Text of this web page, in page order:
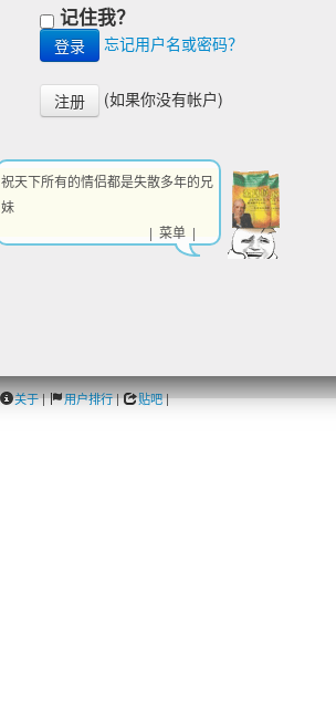
记住我？
忘记用户名或密码？
注册 (如果你没有帐户)
关于| 用户排行| 贴吧|
祝天下所有的情侣都是失散多年的兄
妹
| 菜单 |